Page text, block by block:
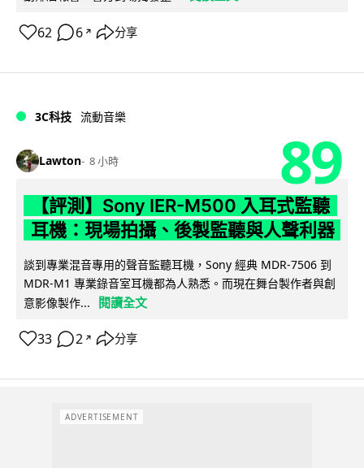
62 6 ↗ 分享
3C科技 流動音樂
Lawton 8 小時 89
【評測】Sony IER-M500 入耳式監聽
耳機：現場拍攝、後製監聽與人聲利器
談到專業混音專用的聲音監聽耳機，Sony 經典 MDR-7506 到
MDR-M1 專業錄音室耳機都為人熟悉。而現在舞台製作者與創
意影像製作...
閱讀全文
33 2 ↗ 分享
ADVERTISEMENT